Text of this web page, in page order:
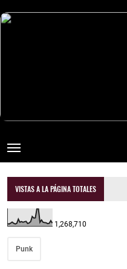
VISTAS A LA PÁGINA TOTALES
1,268,710
Punk